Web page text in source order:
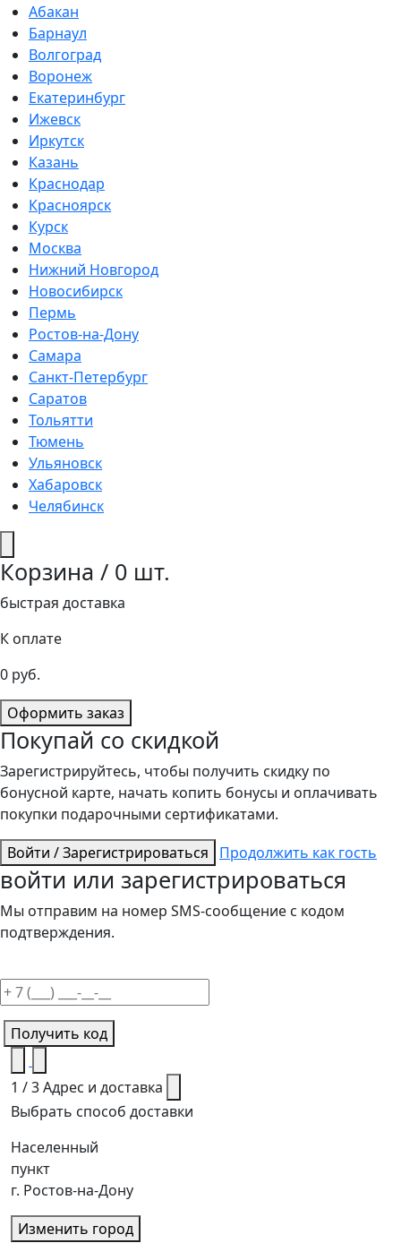
Абакан
Барнаул
Волгоград
Воронеж
Екатеринбург
Ижевск
Иркутск
Казань
Краснодар
Красноярск
Курск
Москва
Нижний Новгород
Новосибирск
Пермь
Ростов-на-Дону
Самара
Санкт-Петербург
Саратов
Тольятти
Тюмень
Ульяновск
Хабаровск
Челябинск
Корзина / 0 шт.
быстрая доставка
К оплате
0 руб.
Оформить заказ
Покупай со скидкой
Зарегистрируйтесь, чтобы получить скидку по
бонусной карте, начать копить бонусы и оплачивать
покупки подарочными сертификатами.
Войти / Зарегистрироваться
Продолжить как гость
войти или зарегистрироваться
Мы отправим на номер SMS-сообщение с кодом
подтверждения.
Получить код
1 / 3Адрес и доставка
Выбрать способ доставки
Населенный
пункт
г. Ростов-на-Дону
Изменить город